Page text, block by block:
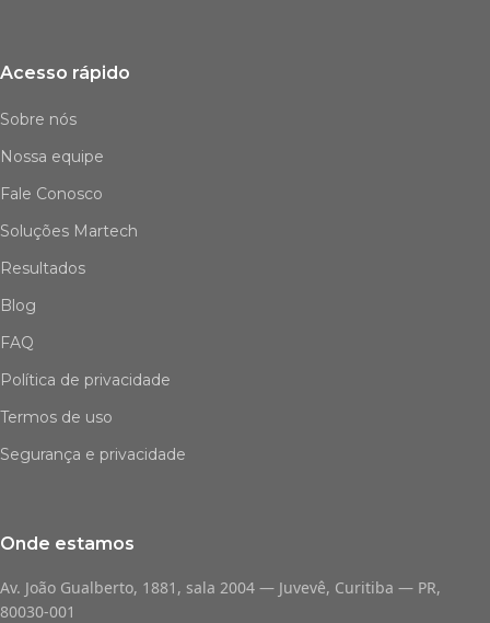
Acesso rápido
Sobre nós
Nossa equipe
Fale Conosco
Soluções Martech
Resultados
Blog
FAQ
Política de privacidade
Termos de uso
Segurança e privacidade
Onde estamos
Av. João Gualberto, 1881, sala 2004 — Juvevê, Curitiba — PR,
80030-001